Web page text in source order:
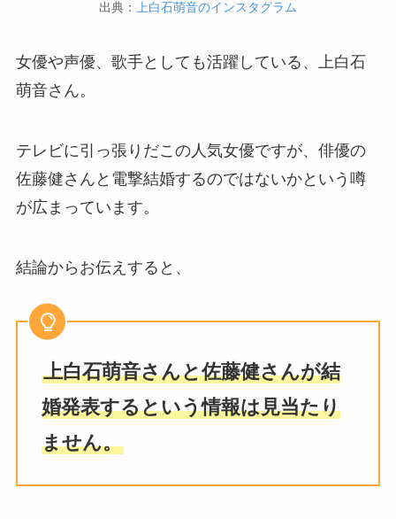
出典： 上白石萌音のインスタグラム
女優や声優、歌手としても活躍している、上白石
萌音さん。
テレビに引っ張りだこの人気女優ですが、俳優の
佐藤健さんと電撃結婚するのではないかという噂
が広まっています。
結論からお伝えすると、
上白石萌音さんと佐藤健さんが結
婚発表するという情報は見当たり
ません。